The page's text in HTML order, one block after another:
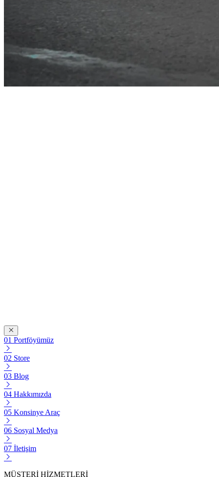
Portföyümüz
Store
Blog
Hakkımızda
Konsinye Araç
Sosyal Medya
İletişim
MÜŞTERİ HİZMETLERİ